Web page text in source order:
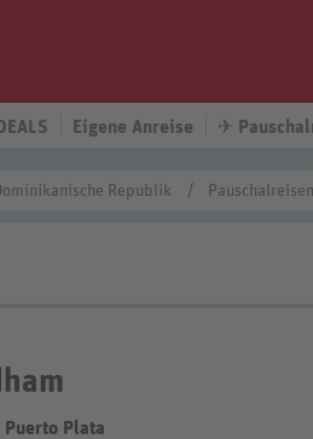
Eigene Anreise ✈
Republik Pauschalreisen
Puerto Plata